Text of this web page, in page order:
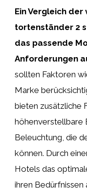
Ein Vergleich
tortenständer 2
das passende
Anforderungen
sollten Faktoren
Marke
bieten zusätzliche
höhenverstellbare
Beleuchtung, die
können. Durch
Hotels das
ihren Bedürfnissen